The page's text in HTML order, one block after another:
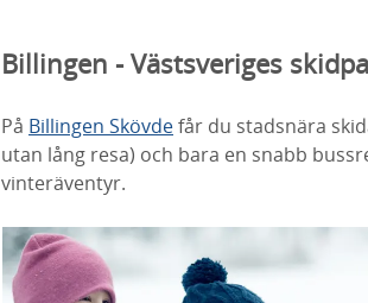
Billingen - Västsveriges
På Billingen Skövdefår du stadsnära
utan lång resa) och bara en snabb
vinteräventyr.